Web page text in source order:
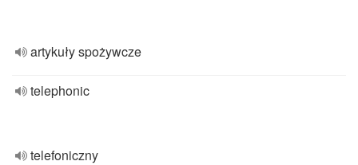
artykuły spożywcze
telephonic
telefoniczny